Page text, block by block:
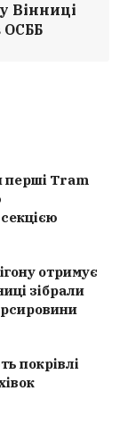
Вінниці
ОСББ
перші Tram
отримує
зібрали
покрівлі